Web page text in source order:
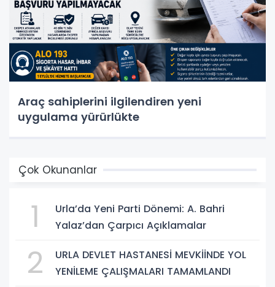
Araç sahiplerini ilgilendiren yeni
uygulama yürürlükte
Çok Okunanlar
1
Urla’da Yeni Parti Dönemi: A. Bahri
Yalaz’dan Çarpıcı Açıklamalar
2
URLA DEVLET HASTANESİ MEVKİİNDE YOL
YENİLEME ÇALIŞMALARI TAMAMLANDI